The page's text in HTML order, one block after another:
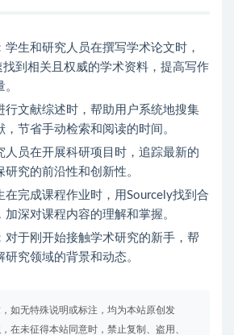
学生和研究人员在撰写学术论文时，
找到相关且权威的学术资料，提高写作
行文献综述时，帮助用户系统地搜集
节省手动检索和阅读的时间。
人员在开展科研项目时，追踪最新的
究的前沿性和创新性。
在完成课程作业时，用Sourcely找到合
深对课程内容的理解和掌握。
对于刚开始接触学术研究的新手，帮
研究领域的背景和动态。
如无特殊说明或标注，均为本站原创发
在未征得本站同意时，禁止复制、盗用、